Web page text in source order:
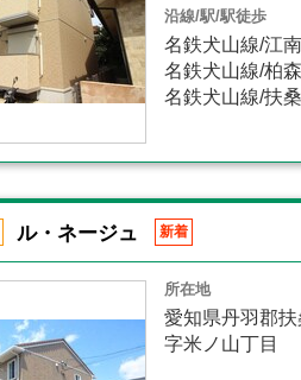
沿線/駅/駅徒歩
名鉄犬山線/江
名鉄犬山線/柏
名鉄犬山線/扶
ル・ネージュ 新着
所在地
愛知県丹羽郡
字米ノ山丁目